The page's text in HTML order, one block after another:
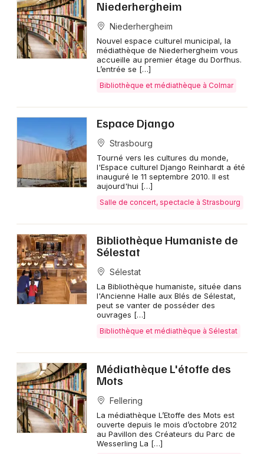
Niederhergheim
Niederhergheim
Nouvel espace culturel municipal, la
médiathèque de Niederhergheim vous
accueille au premier étage du Dorfhus.
L’entrée se […]
Bibliothèque et médiathèque à Colmar
Espace Django
Strasbourg
Tourné vers les cultures du monde,
l'Espace culturel Django Reinhardt a été
inauguré le 11 septembre 2010. Il est
aujourd'hui […]
Salle de concert, spectacle à Strasbourg
Bibliothèque Humaniste de
Sélestat
Sélestat
La Bibliothèque humaniste, située dans
l'Ancienne Halle aux Blés de Sélestat,
peut se vanter de posséder des
ouvrages […]
Bibliothèque et médiathèque à Sélestat
Médiathèque L'étoffe des
Mots
Fellering
La médiathèque L’Etoffe des Mots est
ouverte depuis le mois d’octobre 2012
au Pavillon des Créateurs du Parc de
Wesserling La […]